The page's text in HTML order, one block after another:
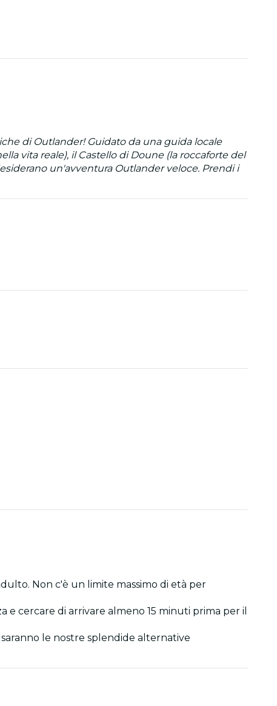
di Outlander! Guidato da una guida locale
vita reale), il Castello di Doune (la roccaforte del
un'avventura Outlander veloce. Prendi i
Non c'è un limite massimo di età per
cercare di arrivare almeno 15 minuti prima per il
saranno le nostre splendide alternative